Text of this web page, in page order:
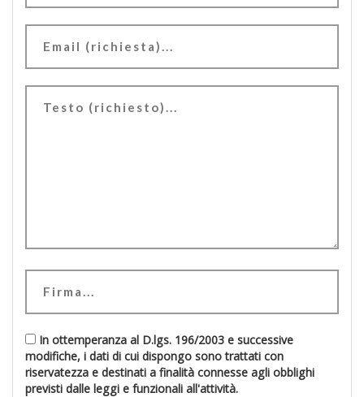
In ottemperanza al D.lgs. 196/2003 e successive
modifiche, i dati di cui dispongo sono trattati con
riservatezza e destinati a finalità connesse agli obblighi
previsti dalle leggi e funzionali all'attività.